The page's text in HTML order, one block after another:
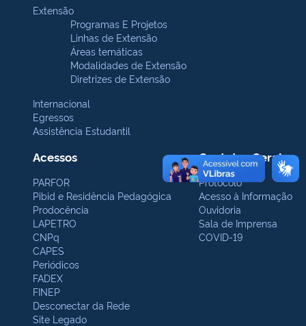
Extensão
Programas E Projetos
Linhas de Extensão
Áreas temáticas
Modalidades de Extensão
Diretrizes de Extensão
Internacional
Egressos
Assistência Estudantil
Acessos
PARFOR
Pibid e Residência Pedagógica
Prodocência
LAPETRO
CNPq
CAPES
Periódicos
FADEX
FINEP
Desconectar da Rede
Site Legado
Contatos Gerais
Protocolo
Acesso à Informação
Ouvidoria
Sala de Imprensa
COVID-19